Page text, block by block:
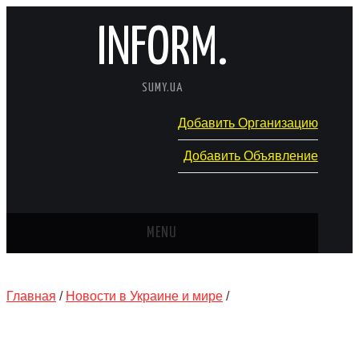
INFORM.
SUMY.UA
Добавить Организацию
Добавить Объявление
MENU
Главная / Новости в Украине и мире /